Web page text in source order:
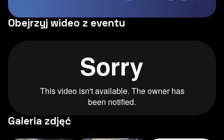
Obejrzyj wideo z eventu
Galeria zdjęć